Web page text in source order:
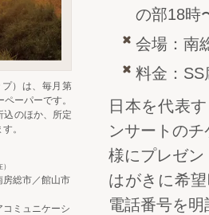
の部18時
会場：南
料金：SS
日本を代表
ンサートの
様にプレゼン
はがきに希
電話番号を
）は、毎月第
ーパーです。
込のほか、所定
。
房総市／館山市
ミュニケーシ